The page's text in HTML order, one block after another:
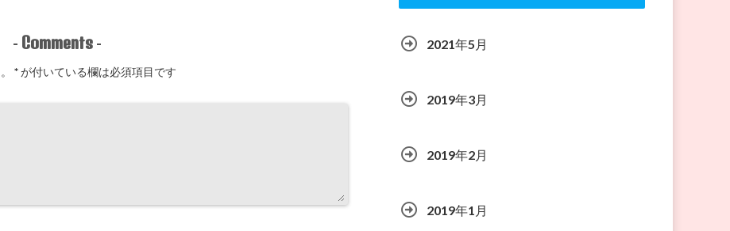
- Comments -
*が付いている欄は必須項目です
2021年5月
2019年3月
2019年2月
2019年1月